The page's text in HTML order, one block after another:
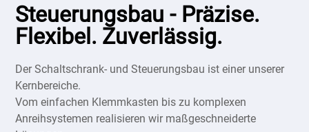
Steuerungsbau - Präzise.
Flexibel. Zuverlässig.
Der Schaltschrank- und Steuerungsbau ist einer unserer
Kernbereiche.
Vom einfachen Klemmkasten bis zu komplexen
Anreihsystemen realisieren wir maßgeschneiderte